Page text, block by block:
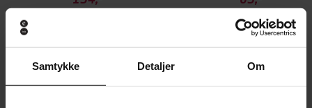
Samtykke Detaljer Om
EBOK
Anonymous
EBOK